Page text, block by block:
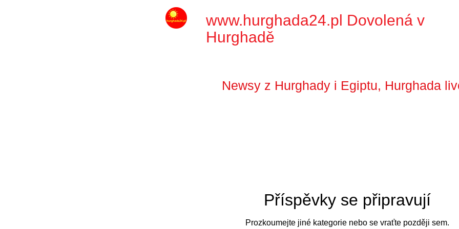
www.hurghada24.pl Dovolená v
Hurghadě
Newsy z Hurghady i Egiptu, Hurghada
Příspěvky se připravují
Prozkoumejte jiné kategorie nebo se vraťte později sem.